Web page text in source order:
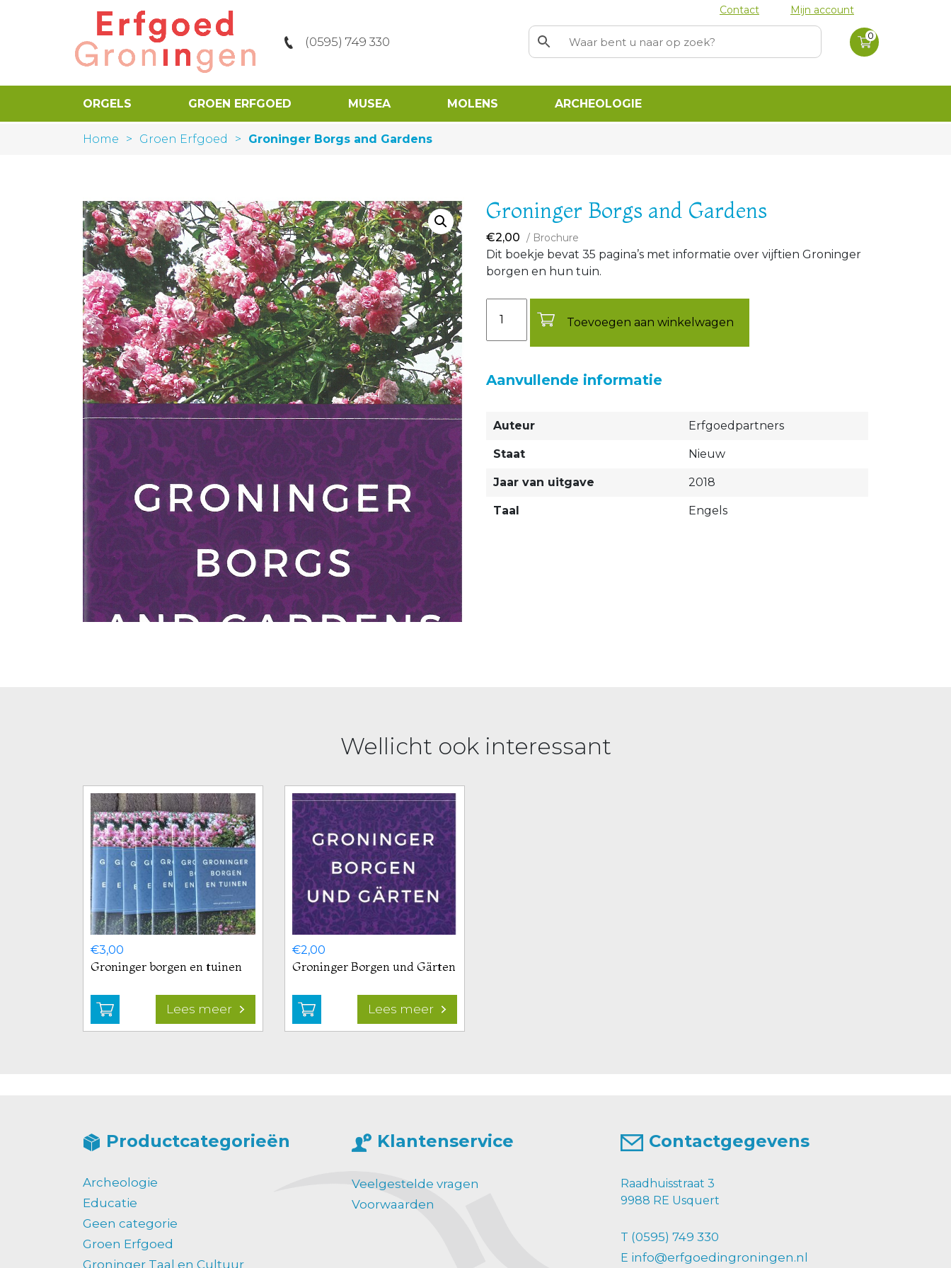
Contact Mijn account
(0595) 749 330 0
winkelwagen
ORGELS GROEN ERFGOED MUSEA MOLENS ARCHEOLOGIE
Home > Groen Erfgoed > Groninger Borgs and Gardens
Groninger Borgs and Gardens
€2,00 / Brochure
Dit boekje bevat 35 pagina’s met informatie over vijftien Groninger
borgen en hun tuin.
Toevoegen aan winkelwagen
Aanvullende informatie
Auteur Erfgoedpartners
Staat Nieuw
Jaar van uitgave 2018
Taal Engels
Wellicht ook interessant
€3,00
Groninger borgen en tuinen
Lees meer Bekijk
product
€2,00
Groninger Borgen und Gärten
Lees meer Bekijk
product
Productcategorieën
Archeologie
Educatie
Geen categorie
Groen Erfgoed
Groninger Taal en Cultuur
Klantenservice
Veelgestelde vragen
Voorwaarden
Contactgegevens
Raadhuisstraat 3
9988 RE Usquert
T (0595) 749 330
E info@erfgoedingroningen.nl